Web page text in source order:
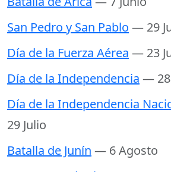
San Pedro y San Pablo — 29
Día de la Fuerza Aérea — 23
Día de la Independencia — 28
Día de la Independencia
29 Julio
Batalla de Junín — 6 Agosto